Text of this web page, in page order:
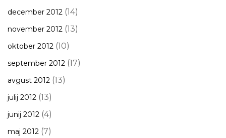
december 2012 (14)
november 2012 (13)
oktober 2012 (10)
september 2012 (17)
avgust 2012 (13)
julij 2012 (13)
junij 2012 (4)
maj 2012 (7)